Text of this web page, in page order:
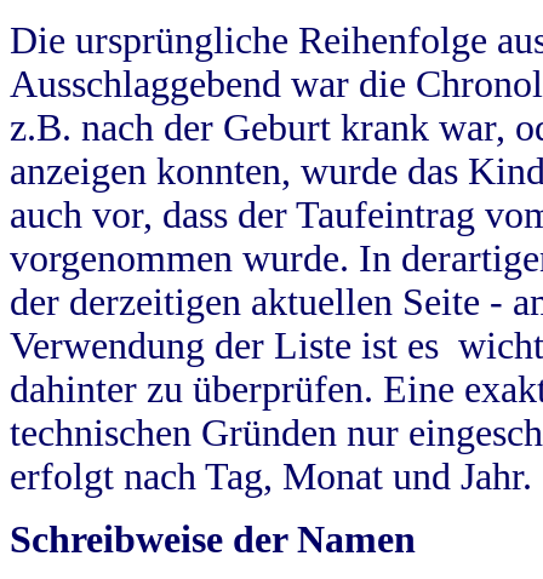
Die ursprüngliche Reihenfolge
Ausschlaggebend war die
z.B. nach der Geburt krank war,
anzeigen konnten, wurde das
auch vor, dass der Taufeintrag
vorgenommen wurde. In
der derzeitigen aktuellen Seite -
Verwendung der Liste ist es
dahinter zu überprüfen. Eine
technischen Gründen nur
erfolgt nach Tag, Monat und Jahr.
Schreibweise der Namen